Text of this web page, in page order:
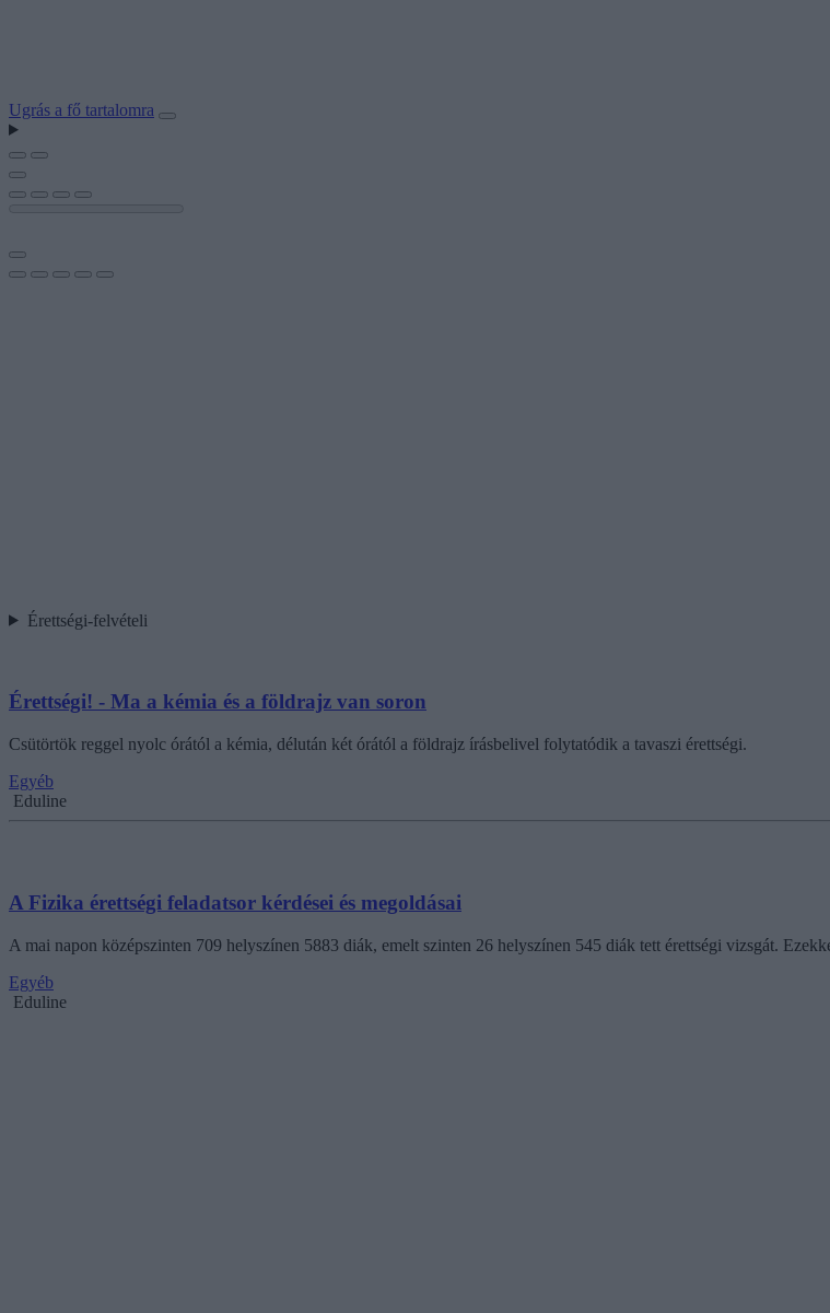
Ugrás a fő tartalomra
Érettségi-felvételi
Érettségi! - Ma a kémia és a földrajz van soron
Csütörtök reggel nyolc órától a kémia, délután két órától a földrajz írásbelivel folytatódik a tavaszi érettségi.
Egyéb
Eduline
A Fizika érettségi feladatsor kérdései és megoldásai
A mai napon középszinten 709 helyszínen 5883 diák, emelt szinten 26 helyszínen 545 diák tett érettségi vizsgát.
Egyéb
Eduline